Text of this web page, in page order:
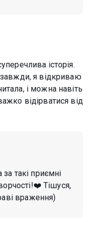
історія.
завжди, я відкриваю
і можна навіть
відірватися від
такі приємні
Тішуся,
враження)